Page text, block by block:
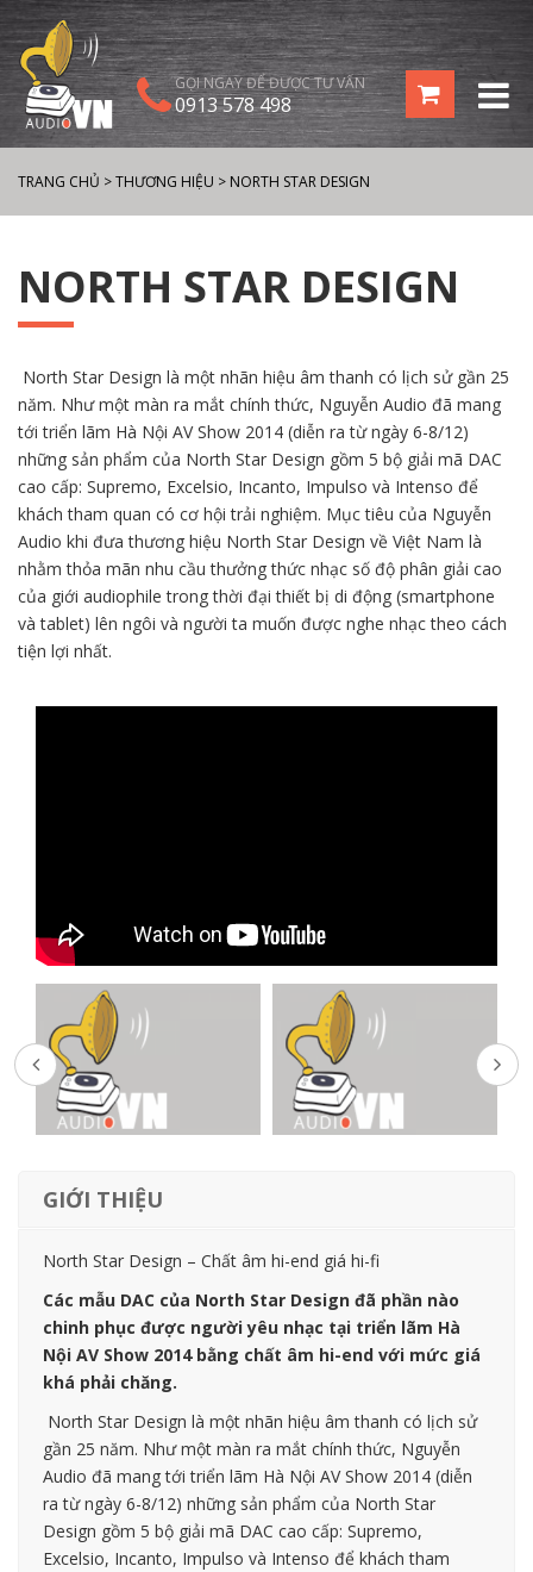
GỌI NGAY ĐỂ ĐƯỢC TƯ VẤN
0913 578 498
TRANG CHỦ >THƯƠNG HIỆU > NORTH STAR DESIGN
NORTH STAR DESIGN
North Star Design là một nhãn hiệu âm thanh có lịch sử gần 25
năm. Như một màn ra mắt chính thức, Nguyễn Audio đã mang
tới triển lãm Hà Nội AV Show 2014 (diễn ra từ ngày 6-8/12)
những sản phẩm của North Star Design gồm 5 bộ giải mã DAC
cao cấp: Supremo, Excelsio, Incanto, Impulso và Intenso để
khách tham quan có cơ hội trải nghiệm. Mục tiêu của Nguyễn
Audio khi đưa thương hiệu North Star Design về Việt Nam là
nhằm thỏa mãn nhu cầu thưởng thức nhạc số độ phân giải cao
của giới audiophile trong thời đại thiết bị di động (smartphone
và tablet) lên ngôi và người ta muốn được nghe nhạc theo cách
tiện lợi nhất.
GIỚI THIỆU
North Star Design – Chất âm hi-end giá hi-fi
Các mẫu DAC của North Star Design đã phần nào
chinh phục được người yêu nhạc tại triển lãm Hà
Nội AV Show 2014 bằng chất âm hi-end với mức giá
khá phải chăng.
North Star Design là một nhãn hiệu âm thanh có lịch sử
gần 25 năm. Như một màn ra mắt chính thức, Nguyễn
Audio đã mang tới triển lãm Hà Nội AV Show 2014 (diễn
ra từ ngày 6-8/12) những sản phẩm của North Star
Design gồm 5 bộ giải mã DAC cao cấp: Supremo,
Excelsio, Incanto, Impulso và Intenso để khách tham